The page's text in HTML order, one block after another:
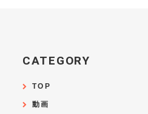
CATEGORY
TOP
動画